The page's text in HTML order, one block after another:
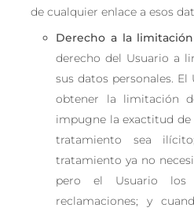
de cualquier enlace a esos
Derecho a la
derecho del Usuario a
sus datos personales.
obtener la limitación
impugne la exactitud de
tratamiento sea
tratamiento ya no
pero el Usuario los
reclamaciones; y